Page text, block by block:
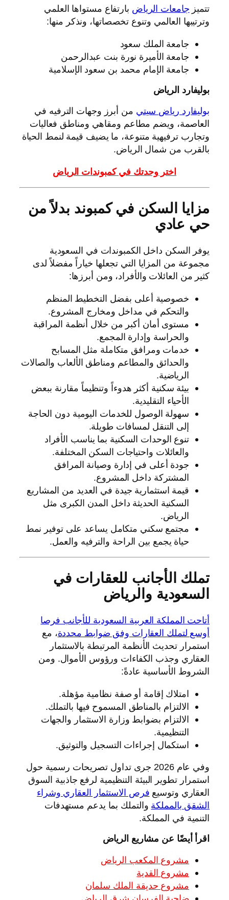
تتميز جامعات الرياض بارتفاع مستواها العلمي
وترتيبها العالمي وتنوع تخصصاتها، ونذكر منها:
جامعة الملك سعود
جامعة الأميرة نورة بنت عبدالرحمن
جامعة الإمام محمد بن سعود الإسلامية
بوليفارد الرياض
بوليفارد رياض سيتي من أبرز وجهات الترفيه في
العاصمة، ويضم مطاعم ومقاهي ومناطق فعاليات
وتجارب ترفيهية متنوعة، ما يضيف قيمة لنمط الحياة
بالقرب من شمال الرياض.
اختر وحدتك في كمبوندات الرياض
مزايا السكن في كمبوند بدلاً من
حي عادي
يوفر السكن داخل الكمبوندات في السعودية
مجموعة من المزايا التي تجعلها خياراً مفضلاً لدى
كثير من العائلات والأفراد، ومن أبرزها:
خصوصية أعلى بفضل التخطيط المنظم
والتحكم في مداخل ومخارج المشروع.
مستوى أمان أكبر من خلال أنظمة المراقبة
والحراسة وإدارة المجمع.
خدمات ومرافق متكاملة مثل المسابح
والحدائق والمطاعم ومناطق الألعاب والصالات
الرياضية.
بيئة سكنية أكثر هدوءاً وتنظيماً مقارنة ببعض
الأحياء التقليدية.
سهولة الوصول للخدمات اليومية دون الحاجة
إلى التنقل لمسافات طويلة.
تنوع الوحدات السكنية بما يناسب الأفراد
والعائلات واحتياجات السكن المختلفة.
جودة أعلى في إدارة وصيانة المرافق
المشتركة داخل المشروع.
قيمة استثمارية جيدة في العديد من المشاريع
السكنية الحديثة داخل المدن الكبرى مثل
الرياض.
مجتمع سكني متكامل يساعد على توفير نمط
حياة يجمع بين الراحة والترفيه والعمل.
تملك الأجانب للعقارات في
السعودية والرياض
أتاحت المملكة العربية السعودية للأجانب فرصا
أوسع لتملك العقارات وفق ضوابط محددة، مع
استمرار تحديث الأنظمة المرتبطة بالاستثمار
العقاري وجذب الكفاءات ورؤوس الأموال. ومن
الشروط الأساسية عادةً:
امتلاك إقامة أو صفة نظامية مؤهلة.
الالتزام بالمناطق المسموح فيها بالتملك.
الالتزام بضوابط وزارة الاستثمار والجهات
التنظيمية.
استكمال إجراءات التسجيل والتوثيق.
وفي عام 2026 جرى تداول تصريحات رسمية حول
استمرار تطوير البيئة التنظيمية لرفع جاذبية السوق
العقاري وتوسيع فرص الاستثمار العقاري وشراء
الشقق بالمملكة والتملك بما يدعم مستهدفات
التنمية في المملكة.
اقرأ أيضًا عن مشاريع الرياض
مشروع المكعب الرياض
مشروع القدية
مشروع حديقة الملك سلمان